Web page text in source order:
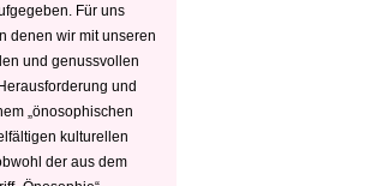
Für uns
denen wir mit unseren
und genussvollen
und
„önosophischen
kulturellen
der aus dem